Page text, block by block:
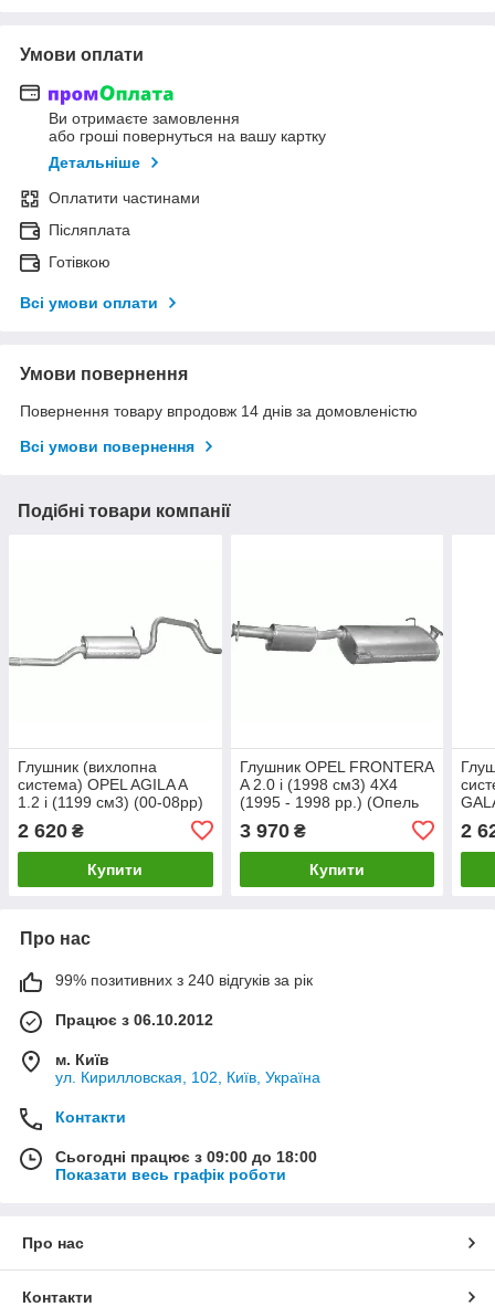
Умови оплати
Ви отримаєте замовлення
або гроші повернуться на вашу картку
Детальніше
Оплатити частинами
Післяплата
Готівкою
Всі умови оплати
Умови повернення
Повернення товару впродовж 14 днів за домовленістю
Всі умови повернення
Подібні товари компанії
Глушник (вихлопна
система) OPEL AGILA A
1.2 i (1199 см3) (00-08рр)
2 620 ₴
Купити
Глушник OPEL FRONTERA
A 2.0 i (1998 см3) 4X4
(1995 - 1998 рр.) (Опель
3 970₴
Купити
2
Про нас
99% позитивних з 240 відгуків за рік
Працює з 06.10.2012
м. Київ
ул. Кирилловская, 102, Київ, Україна
Контакти
Сьогодні працює з 09:00 до 18:00
Показати весь графік роботи
Про нас
Контакти